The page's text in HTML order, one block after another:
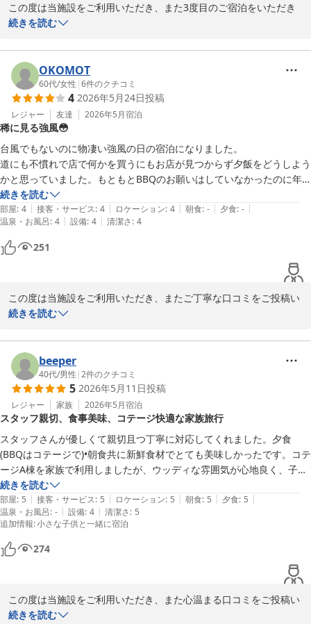
「ぜひ再訪したい」とのお言葉を励みに、今後も皆様に快適で心地
よい時間をお過ごしいただける施設を目指してまいります。
改めまして、この度のご利用とご投稿に心より感謝申し上げます。
またお会いできます日をスタッフ一同、心よりお待ちしておりま
す。
ＧＬＡＭＰＩＮＧ ＫＡＳＨＩＭＡ ７５３
2026-06-20
この度は当施設をご利用いただき、また3度目のご宿泊をいただき
誠にありがとうございます。
これまでコテージをご利用いただき、今回初めてドームテントにご
宿泊いただけましたこと、スタッフ一同心より感謝申し上げます。
眺望やゴルフカートでのご移動をお楽しみいただけたとのこと、大
変嬉しく拝見いたしました。
一方で、ドームテントの設備や動線につきまして、ご不便をおかけ
しましたこと申し訳ございません。キッチン設備や冷蔵庫の容量、
またBBQスペースへの移動動線に関するご意見は、実際にご利用い
ただいたお客様ならではの大変貴重なお声として真摯に受け止めて
おります。
すぐに改善が難しい点もございますが、今後の設備計画やサービス
向上の参考として活用させていただき、より快適にお過ごしいただ
そのような中でも、繰り返し当施設をご利用いただき、貴重なご意
見をお寄せいただけましたことに心より感謝申し上げます。
今後も何度お越しいただいてもご満足いただける施設を目指し、ス
タッフ一同努力を重ねてまいります。
改めまして、この度のご利用とご投稿に心より御礼申し上げます。
またお会いできます日をスタッフ一同、心よりお待ちしておりま
す。
ＧＬＡＭＰＩＮＧ ＫＡＳＨＩＭＡ ７５３
2026-06-07
続きを読む
OKOMOT
60代/女性 |6件のクチコミ
4 2026年5月24日投稿
レジャー 友達 2026年5月宿泊
稀に見る強風😳
台風でもないのに物凄い強風の日の宿泊になりました。
道にも不慣れで店で何かを買うにもお店が見つからず夕飯をどうしよう
かと思っていました。もともとBBQのお願いはしていなかったのに年
配担当？の方がBBQはやれないのだいう事の説明が少し聞きづらかっ
たですが、若いスタッフの方々の一生懸命な姿勢がとても気持ちよかっ
たです。外で楽しむことができなかったのですが、帰る前には少しだけ
テラスに通してもらい海を見ながらゆったり過ごさせていただきまし
た。とても嬉しかったです。次に来る時にはもっと長く滞在したいと思
続きを読む
部屋: 4 | 接客・サービス: 4 | ロケーション: 4 | 朝食: - | 夕食: - |
温泉・お風呂: 4 | 設備: 4 | 清潔さ: 4
251
この度は当施設をご利用いただき、またご丁寧な口コミをご投稿い
ただき誠にありがとうございます。
ご宿泊当日は台風並みの強風となり、せっかくのご旅行にもかかわ
らず、屋外での時間を十分にお楽しみいただけなかったことを大変
残念に思っております。
また、ご案内につきまして分かりづらい点がありましたこと、お詫
び申し上げます。いただいたご意見を真摯に受け止め、より分かり
やすく丁寧なご案内ができるよう努めてまいります。
そのような中でも、スタッフの対応について温かいお言葉を頂戴
し、大変嬉しく拝見いたしました。特に若いスタッフへの励みとな
るお言葉は、私どもにとって何よりの励みでございます。
強風のため限られた時間ではございましたが、最後にテラスから海
をご覧いただきながらゆったりとお過ごしいただけたとのこと、少
しでも当施設の魅力を感じていただけたのであれば幸いです。
そして「次回はもっと長く滞在したい」「1日ではもったいなかっ
た」とのお言葉を頂戴できましたこと、大変光栄に存じます。
続きを読む
beeper
40代/男性 |2件のクチコミ
5 2026年5月11日投稿
レジャー 家族 2026年5月宿泊
スタッフ親切、食事美味、コテージ快適な家族旅行
スタッフさんが優しくて親切且つ丁寧に対応してくれました。夕食
(BBQはコテージで)•朝食共に新鮮食材でとても美味しかったです。コテ
ージA棟を家族で利用しましたが、ウッディな雰囲気が心地良く、子供
も良い思い出が出来たと喜んでいました。散歩がてら海にもすぐ行けま
すし、施設のロケーションも良かったです。ありがとうございました。
続きを読む
部屋: 5 | 接客・サービス: 5 | ロケーション: 5 | 朝食: 5 | 夕食: 5 |
温泉・お風呂: - | 設備: 4 | 清潔さ: 5
追加情報:小さな子供と一緒に宿泊
274
この度は当施設をご利用いただき、また心温まる口コミをご投稿い
ただき誠にありがとうございます。
続きを読む